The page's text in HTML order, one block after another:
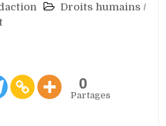
Droits humains /
on
sur
l’instrumentalisation
0
Partages